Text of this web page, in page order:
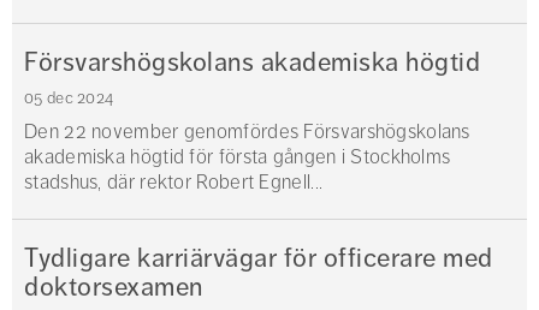
Försvarshögskolans akademiska högtid
05 dec 2024
Den 22 november genomfördes Försvarshögskolans
akademiska högtid för första gången i Stockholms
stadshus, där rektor Robert Egnell...
Tydligare karriärvägar för officerare med
doktorsexamen